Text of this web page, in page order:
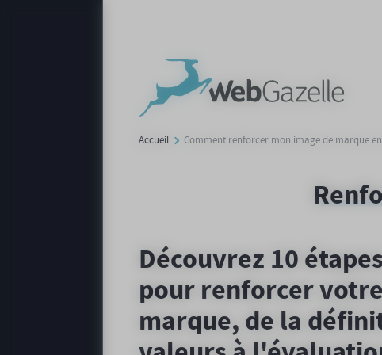
Accueil Comment renforcer mon image de marque en
Découvrez 10
pour renforcer
marque, de la